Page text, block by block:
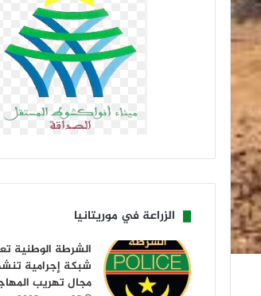
الزراعة في موريتانيا
الشرطة الوطنية
شبكة إجرامية
مجال تهريب